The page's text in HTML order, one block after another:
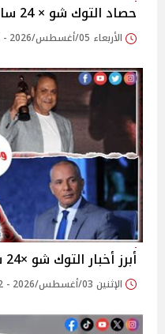
حصاد التوك شو × 24 ساعة
الأربعاء 05/أغسطس/2026 - 01:42 ص
أبرز أخبار التوك شو ×24 ساعة
الإثنين 03/أغسطس/2026 - 12:22 ص